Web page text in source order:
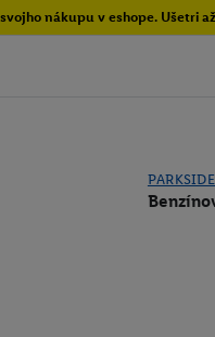
nákupu v eshope. Ušetri